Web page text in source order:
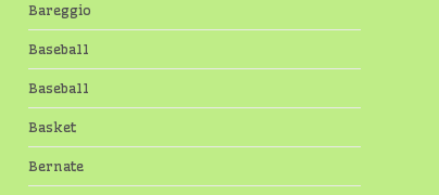
Bareggio
Baseball
Baseball
Basket
Bernate